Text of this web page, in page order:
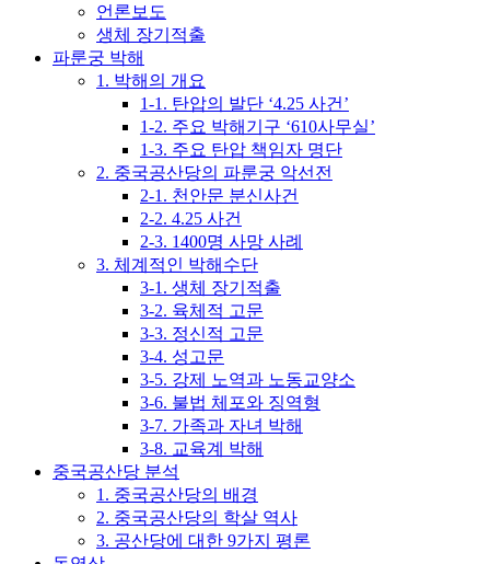
언론보도
생체 장기적출
파룬궁 박해
1. 박해의 개요
1-1. 탄압의 발단 ‘4.25 사건’
1-2. 주요 박해기구 ‘610사무실’
1-3. 주요 탄압 책임자 명단
2. 중국공산당의 파룬궁 악선전
2-1. 천안문 분신사건
2-2. 4.25 사건
2-3. 1400명 사망 사례
3. 체계적인 박해수단
3-1. 생체 장기적출
3-2. 육체적 고문
3-3. 정신적 고문
3-4. 성고문
3-5. 강제 노역과 노동교양소
3-6. 불법 체포와 징역형
3-7. 가족과 자녀 박해
3-8. 교육계 박해
중국공산당 분석
1. 중국공산당의 배경
2. 중국공산당의 학살 역사
3. 공산당에 대한 9가지 평론